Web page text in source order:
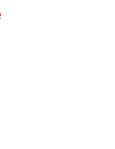
de plus en
les mérites
«
prévenir ou